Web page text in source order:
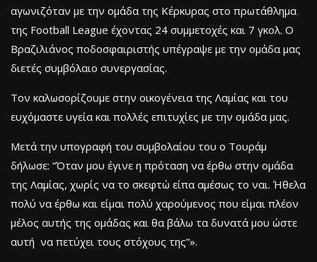
αγωνιζόταν με την ομάδα της Κέρκυρας στο πρωτάθλημα
της Football League έχοντας 24 συμμετοχές και 7 γκολ. Ο
Βραζιλιάνος ποδοσφαιριστής υπέγραψε με την ομάδα μας
διετές συμβόλαιο συνεργασίας.
Τον καλωσορίζουμε στην οικογένεια της Λαμίας και του
ευχόμαστε υγεία και πολλές επιτυχίες με την ομάδα μας.
Μετά την υπογραφή του συμβολαίου του ο Τουράμ
δήλωσε: “Όταν μου έγινε η πρόταση να έρθω στην ομάδα
της Λαμίας, χωρίς να το σκεφτώ είπα αμέσως το ναι. Ήθελα
πολύ να έρθω και είμαι πολύ χαρούμενος που είμαι πλέον
μέλος αυτής της ομάδας και θα βάλω τα δυνατά μου ώστε
αυτή να πετύχει τους στόχους της”».